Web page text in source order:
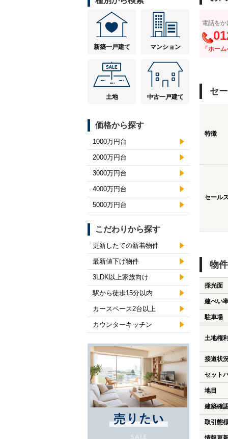
電話を
「ホー
セ
特徴
セール
物
採光面
建ぺい
駐車場
土地権
接道状
セット
地目
建築確
取引態
新築一戸建て マンション
土地 中古一戸建て
価格から探す
1000万円台
2000万円台
3000万円台
4000万円台
5000万円台
こだわりから探す
更新したての新着物件
最新値下げ物件
3LDK以上家族向け
駅から徒歩15分以内
カースペース2台以上
カウンターキッチン